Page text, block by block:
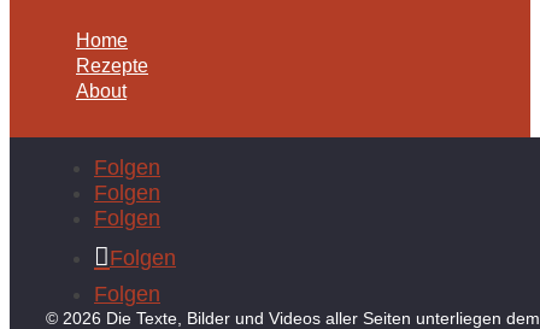
Home
Rezepte
About
Folgen
Folgen
Folgen
Folgen
Folgen
© 2026 Die Texte, Bilder und Videos aller Seiten unterliegen dem